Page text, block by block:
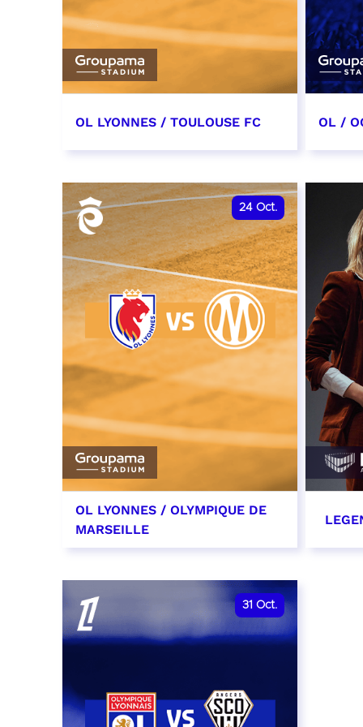
OL LYONNES / TOULOUSE FC
date et heure à confirmer
RÉSERVER
OL /
date
24 Oct.
OL LYONNES / OLYMPIQUE DE
MARSEILLE
date et heure à confirmer
RÉSERVER
31 Oct.